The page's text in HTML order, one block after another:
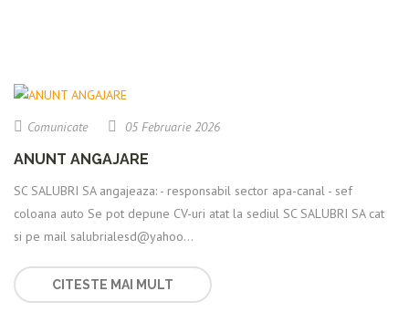
Comunicate 05 Februarie 2026
ANUNT ANGAJARE
SC SALUBRI SA angajeaza: - responsabil sector apa-canal - sef
coloana auto Se pot depune CV-uri atat la sediul SC SALUBRI SA cat
si pe mail salubrialesd@yahoo...
CITESTE MAI MULT